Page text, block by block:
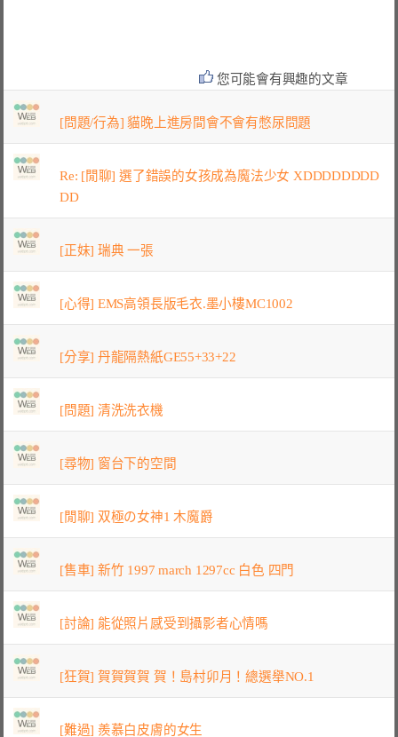
您可能會有興趣的文章
[問題/行為] 貓晚上進房間會不會有憋尿問題
Re: [閒聊] 選了錯誤的女孩成為魔法少女 XDDDDDDDD
DD
[正妹] 瑞典 一張
[心得] EMS高領長版毛衣.墨小樓MC1002
[分享] 丹龍隔熱紙GE55+33+22
[問題] 清洗洗衣機
[尋物] 窗台下的空間
[閒聊] 双極の女神1 木魔爵
[售車] 新竹 1997 march 1297cc 白色 四門
[討論] 能從照片感受到攝影者心情嗎
[狂賀] 賀賀賀賀 賀！島村卯月！總選舉NO.1
[難過] 羨慕白皮膚的女生